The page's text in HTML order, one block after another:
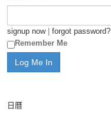
signup now| forgot password?
Remember Me
日曆